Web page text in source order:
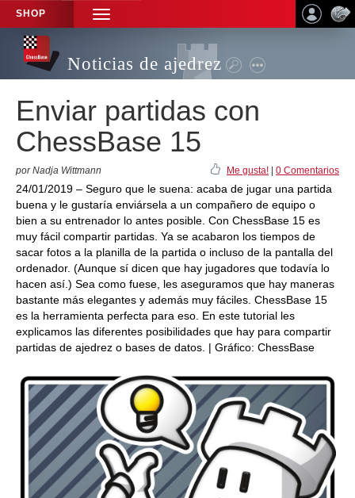
SHOP
TOGGLE
NAVIGATION
Noticias de ajedrez
Enviar partidas con
ChessBase 15
por Nadja Wittmann Me gusta! 0 Comentarios
24/01/2019 – Seguro que le suena: acaba de jugar una partida
buena y le gustaría enviársela a un compañero de equipo o
bien a su entrenador lo antes posible. Con ChessBase 15 es
muy fácil compartir partidas. Ya se acabaron los tiempos de
sacar fotos a la planilla de la partida o incluso de la pantalla del
ordenador. (Aunque sí dicen que hay jugadores que todavía lo
hacen así.) Sea como fuese, les aseguramos que hay maneras
bastante más elegantes y además muy fáciles. ChessBase 15
es la herramienta perfecta para eso. En este tutorial les
explicamos las diferentes posibilidades que hay para compartir
partidas de ajedrez o bases de datos. | Gráfico: ChessBase